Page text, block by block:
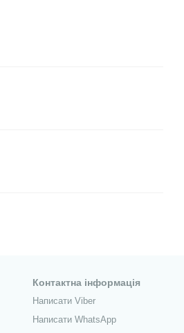
Контактна інформація
Написати Viber
Написати WhatsApp